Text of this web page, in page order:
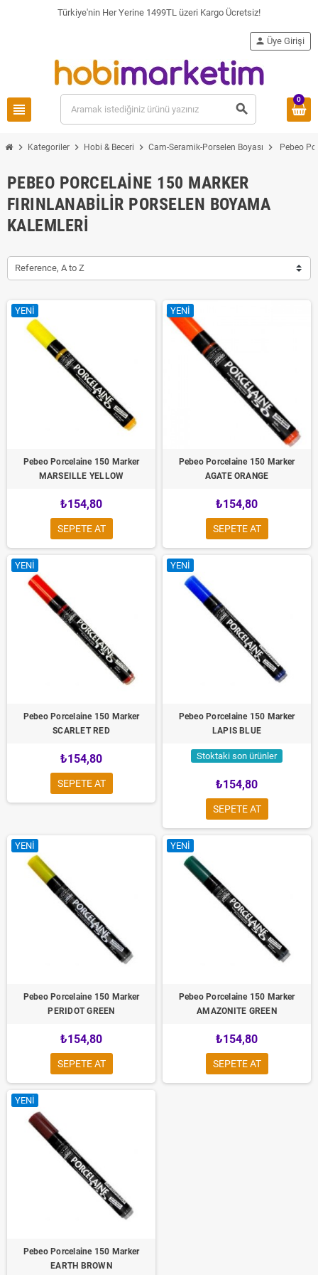
Türkiye'nin Her Yerine 1499TL üzeri Kargo Ücretsiz!
view_headline search
person Üye Girişi
0
chevron_right Kategoriler chevron_right Hobi & Beceri chevron_right Cam-Seramik-Porselen Boyası chevron_right Pebeo
PEBEO PORCELAINE 150 MARKER
FIRINLANABILIR PORSELEN BOYAMA
KALEMLERI
Reference, A to Z
YENI
Pebeo Porcelaine 150 Marker
MARSEILLE YELLOW
₺154,80
SEPETE AT
YENI
Pebeo Porcelaine 150 Marker
AGATE ORANGE
₺154,80
SEPETE AT
YENI
Pebeo Porcelaine 150 Marker
SCARLET RED
₺154,80
SEPETE AT
YENI
Pebeo Porcelaine 150 Marker
LAPIS BLUE
Stoktaki son ürünler
₺154,80
SEPETE AT
YENI
Pebeo Porcelaine 150 Marker
PERIDOT GREEN
₺154,80
SEPETE AT
YENI
Pebeo Porcelaine 150 Marker
AMAZONITE GREEN
₺154,80
SEPETE AT
YENI
Pebeo Porcelaine 150 Marker
EARTH BROWN